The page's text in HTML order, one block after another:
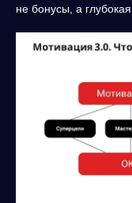
не бонусы, а